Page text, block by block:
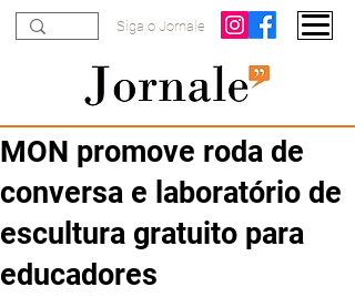
Siga o Jornale
MON promove roda de
conversa e laboratório de
escultura gratuito para
educadores